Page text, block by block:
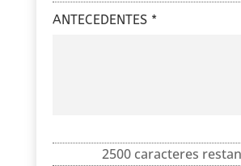
ANTECEDENTES *
2500 caracteres